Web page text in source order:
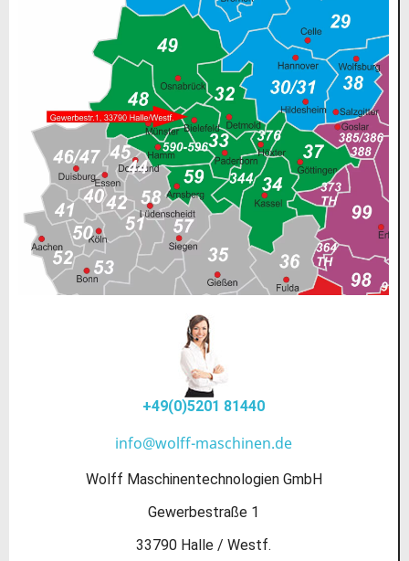
+49(0)5201 81440
info@wolff-maschinen.de
Wolff Maschinentechnologien GmbH
Gewerbestraße 1
33790 Halle / Westf.